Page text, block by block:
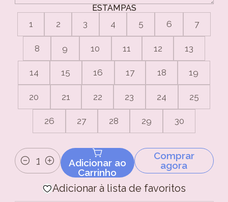
ESTAMPAS
1 2 3 4 5 6 7
8 9 10 11 12 13
14 15 16 17 18 19
20 21 22 23 24 25
26 27 28 29 30
Quantidade
Adicionar ao
Carrinho
Comprar
agora
Adicionar à lista de favoritos